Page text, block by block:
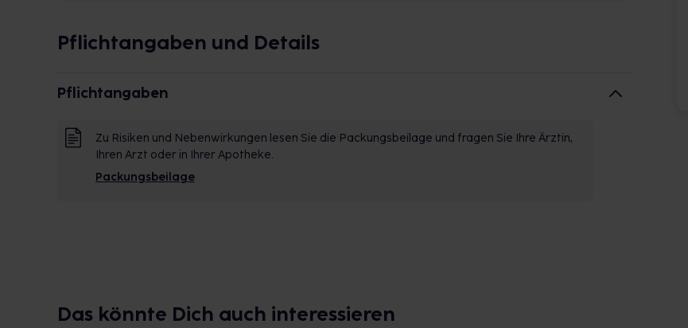
Pflichtangaben und Details
Pflichtangaben
Zu Risiken und Nebenwirkungen lesen Sie die Packungsbeilage und fragen Sie Ihre Ärztin,
Ihren Arzt oder in Ihrer Apotheke.
Packungsbeilage
Das könnte Dich auch interessieren